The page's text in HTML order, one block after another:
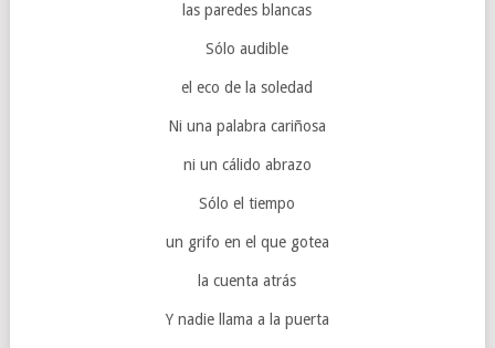
las paredes blancas
Sólo audible
el eco de la soledad
Ni una palabra cariñosa
ni un cálido abrazo
Sólo el tiempo
un grifo en el que gotea
la cuenta atrás
Y nadie llama a la puerta